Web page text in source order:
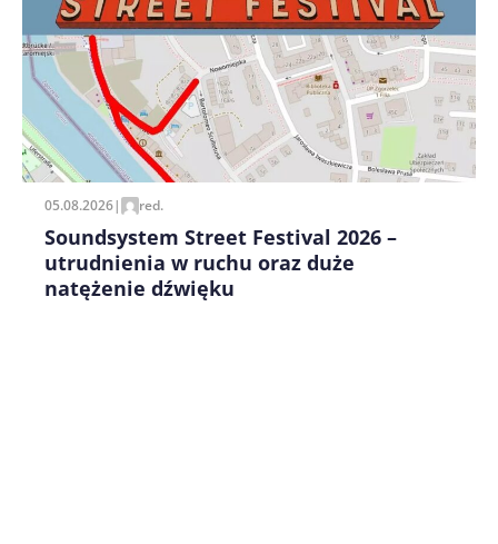
Zapamiętaj moje dane w tej przeglądarce podczas
pisania kolejnych komentarzy.
05.08.2026| red.
Soundsystem Street Festival 2026 –
utrudnienia w ruchu oraz duże
natężenie dźwięku